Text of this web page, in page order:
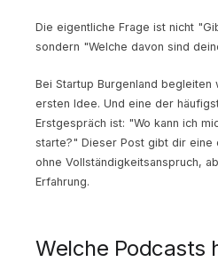
Die eigentliche Frage ist nicht
sondern "Welche davon sind
Bei Startup Burgenland
ersten Idee. Und eine der
Erstgespräch ist: "Wo kann ich
starte?" Dieser Post gibt dir eine
ohne Vollständigkeitsanspruch,
Erfahrung.
Welche Podcasts